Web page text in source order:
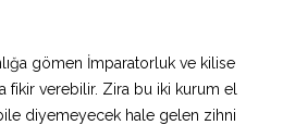
gömen İmparatorluk ve kilise
fikir verebilir. Zira bu iki kurum el
diyemeyecek hale gelen zihni